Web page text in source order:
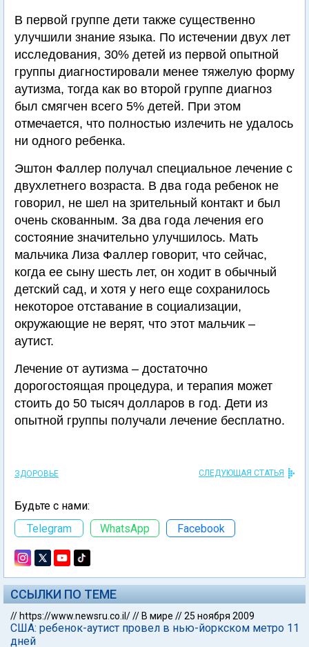
В первой группе дети также существенно
улучшили знание языка. По истечении двух лет
исследования, 30% детей из первой опытной
группы диагностировали менее тяжелую форму
аутизма, тогда как во второй группе диагноз
был смягчен всего 5% детей. При этом
отмечается, что полностью излечить не удалось
ни одного ребенка.
Эштон Фаллер получал специальное лечение с
двухлетнего возраста. В два года ребенок не
говорил, не шел на зрительный контакт и был
очень скованным. За два года лечения его
состояние значительно улучшилось. Мать
мальчика Лиза Фаллер говорит, что сейчас,
когда ее сыну шесть лет, он ходит в обычный
детский сад, и хотя у него еще сохранилось
некоторое отставание в социализации,
окружающие не верят, что этот мальчик –
аутист.
Лечение от аутизма – достаточно
дорогостоящая процедура, и терапия может
стоить до 50 тысяч долларов в год. Дети из
опытной группы получали лечение бесплатно.
ЗДОРОВЬЕ СЛЕДУЮЩАЯ СТАТЬЯ
Будьте с нами:
Telegram
WhatsApp Facebook
ССЫЛКИ ПО ТЕМЕ
// https://www.newsru.co.il/// В мире //25 ноября 2009
США: ребенок-аутист провел в нью-йоркском метро 11
дней